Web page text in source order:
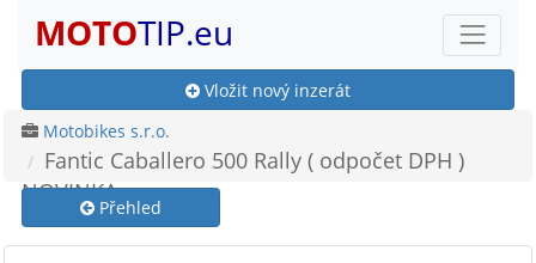
MOTOTIP.eu
Vložit nový inzerát
Motobikes s.r.o.
Fantic Caballero 500 Rally ( odpočet DPH )
NOVINKA
Přehled